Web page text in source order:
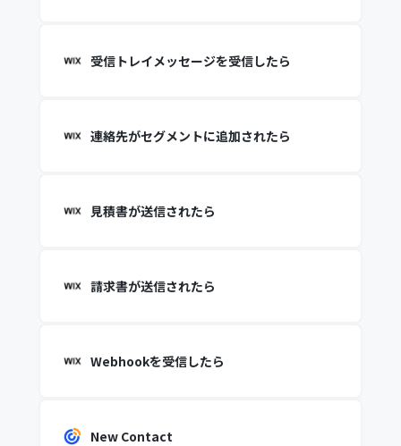
受信トレイメッセージを受信したら
連絡先がセグメントに追加されたら
見積書が送信されたら
請求書が送信されたら
Webhookを受信したら
New Contact